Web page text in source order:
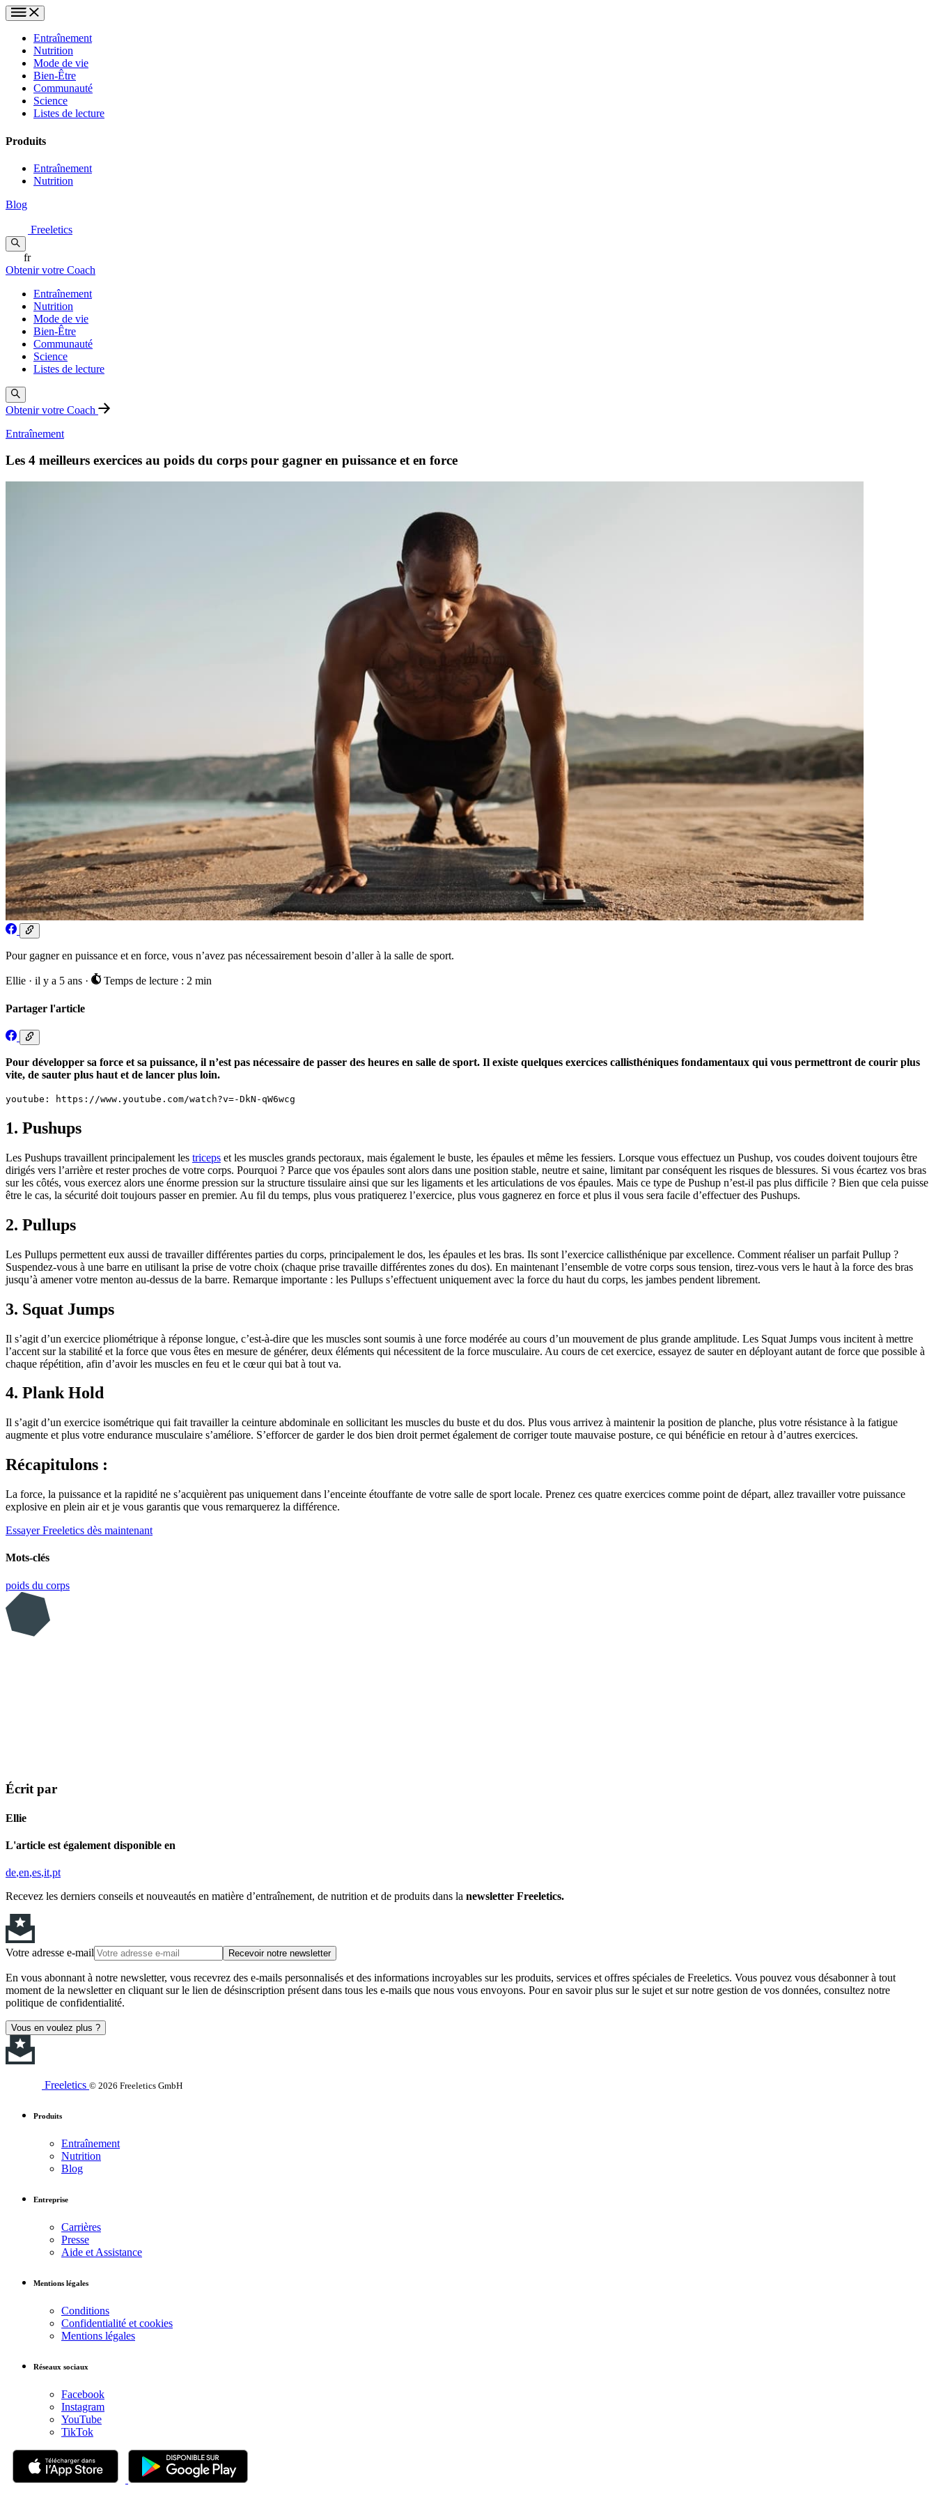
Entraînement
Nutrition
Mode de vie
Bien-Être
Communauté
Science
Listes de lecture
Produits
Entraînement
Nutrition
Blog
Freeletics
fr
Obtenir votre Coach
Entraînement
Nutrition
Mode de vie
Bien-Être
Communauté
Science
Listes de lecture
Obtenir votre Coach
Entraînement
Les 4 meilleurs exercices au poids du corps pour gagner en puissance et en force
Pour gagner en puissance et en force, vous n’avez pas nécessairement besoin d’aller à la salle de sport.
Ellie · il y a 5 ans · Temps de lecture : 2 min
Partager l'article
Pour développer sa force et sa puissance, il n’est pas nécessaire de passer des heures en salle de sport. Il existe quelques exercices callisthéniques fondamentaux qui vous permettront de courir plus
vite, de sauter plus haut et de lancer plus loin.
youtube: https://www.youtube.com/watch?v=-DkN-qW6wcg
1. Pushups
Les Pushups travaillent principalement les triceps et les muscles grands pectoraux, mais également le buste, les épaules et même les fessiers. Lorsque vous effectuez un Pushup, vos coudes doivent toujours être
dirigés vers l’arrière et rester proches de votre corps. Pourquoi ? Parce que vos épaules sont alors dans une position stable, neutre et saine, limitant par conséquent les risques de blessures. Si vous écartez vos bras
sur les côtés, vous exercez alors une énorme pression sur la structure tissulaire ainsi que sur les ligaments et les articulations de vos épaules. Mais ce type de Pushup n’est-il pas plus difficile ? Bien que cela puisse
être le cas, la sécurité doit toujours passer en premier. Au fil du temps, plus vous pratiquerez l’exercice, plus vous gagnerez en force et plus il vous sera facile d’effectuer des Pushups.
2. Pullups
Les Pullups permettent eux aussi de travailler différentes parties du corps, principalement le dos, les épaules et les bras. Ils sont l’exercice callisthénique par excellence. Comment réaliser un parfait Pullup ?
Suspendez-vous à une barre en utilisant la prise de votre choix (chaque prise travaille différentes zones du dos). En maintenant l’ensemble de votre corps sous tension, tirez-vous vers le haut à la force des bras
jusqu’à amener votre menton au-dessus de la barre. Remarque importante : les Pullups s’effectuent uniquement avec la force du haut du corps, les jambes pendent librement.
3. Squat Jumps
Il s’agit d’un exercice pliométrique à réponse longue, c’est-à-dire que les muscles sont soumis à une force modérée au cours d’un mouvement de plus grande amplitude. Les Squat Jumps vous incitent à mettre
l’accent sur la stabilité et la force que vous êtes en mesure de générer, deux éléments qui nécessitent de la force musculaire. Au cours de cet exercice, essayez de sauter en déployant autant de force que possible à
chaque répétition, afin d’avoir les muscles en feu et le cœur qui bat à tout va.
4. Plank Hold
Il s’agit d’un exercice isométrique qui fait travailler la ceinture abdominale en sollicitant les muscles du buste et du dos. Plus vous arrivez à maintenir la position de planche, plus votre résistance à la fatigue
augmente et plus votre endurance musculaire s’améliore. S’efforcer de garder le dos bien droit permet également de corriger toute mauvaise posture, ce qui bénéficie en retour à d’autres exercices.
Récapitulons :
La force, la puissance et la rapidité ne s’acquièrent pas uniquement dans l’enceinte étouffante de votre salle de sport locale. Prenez ces quatre exercices comme point de départ, allez travailler votre puissance
explosive en plein air et je vous garantis que vous remarquerez la différence.
Essayer Freeletics dès maintenant
Mots-clés
poids du corps
Écrit par
Ellie
L'article est également disponible en
de en es it pt
Recevez les derniers conseils et nouveautés en matière d’entraînement, de nutrition et de produits dans la newsletter Freeletics.
Votre adresse e-mail Recevoir notre newsletter
En vous abonnant à notre newsletter, vous recevrez des e-mails personnalisés et des informations incroyables sur les produits, services et offres spéciales de Freeletics. Vous pouvez vous désabonner à tout
moment de la newsletter en cliquant sur le lien de désinscription présent dans tous les e-mails que nous vous envoyons. Pour en savoir plus sur le sujet et sur notre gestion de vos données, consultez notre
politique de confidentialité.
Vous en voulez plus ?
Freeletics © 2026 Freeletics GmbH
Produits
Entraînement
Nutrition
Blog
Entreprise
Carrières
Presse
Aide et Assistance
Mentions légales
Conditions
Confidentialité et cookies
Mentions légales
Réseaux sociaux
Facebook
Instagram
YouTube
TikTok